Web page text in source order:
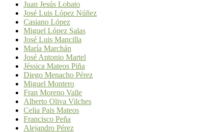
Juan Jesús Lobato
José Luis López Núñez
Casiano López
Miguel López Salas
José Luis Mancilla
María Marchán
José Antonio Martel
Jéssica Mateos Piña
Diego Menacho Pérez
Miguel Montero
Fran Moreno Valle
Alberto Oliva Vilches
Celia Pais Mateos
Francisco Peña
Alejandro Pérez